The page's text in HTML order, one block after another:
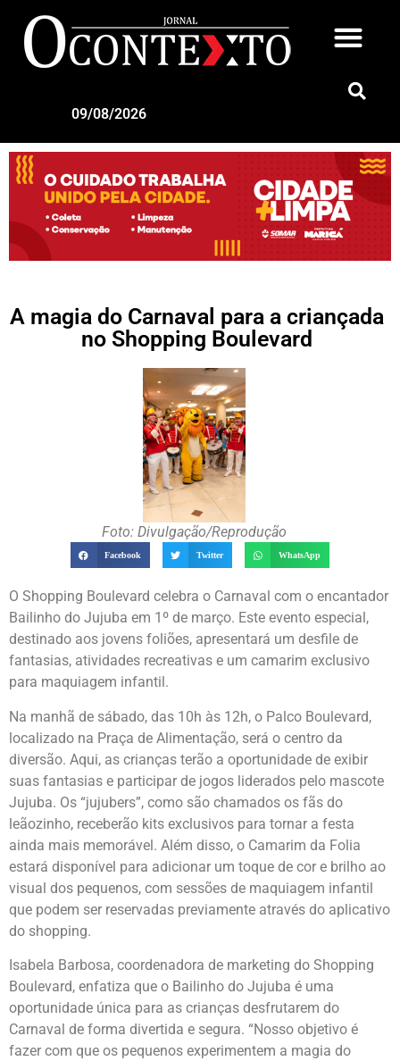
09/08/2026
A magia do Carnaval para a criançada
no Shopping Boulevard
Foto: Divulgação/Reprodução
Facebook Twitter WhatsApp
O Shopping Boulevard celebra o Carnaval com o encantador
Bailinho do Jujuba em 1º de março. Este evento especial,
destinado aos jovens foliões, apresentará um desfile de
fantasias, atividades recreativas e um camarim exclusivo
para maquiagem infantil.
Na manhã de sábado, das 10h às 12h, o Palco Boulevard,
localizado na Praça de Alimentação, será o centro da
diversão. Aqui, as crianças terão a oportunidade de exibir
suas fantasias e participar de jogos liderados pelo mascote
Jujuba. Os “jujubers”, como são chamados os fãs do
leãozinho, receberão kits exclusivos para tornar a festa
ainda mais memorável. Além disso, o Camarim da Folia
estará disponível para adicionar um toque de cor e brilho ao
visual dos pequenos, com sessões de maquiagem infantil
que podem ser reservadas previamente através do aplicativo
do shopping.
Isabela Barbosa, coordenadora de marketing do Shopping
Boulevard, enfatiza que o Bailinho do Jujuba é uma
oportunidade única para as crianças desfrutarem do
Carnaval de forma divertida e segura. “Nosso objetivo é
fazer com que os pequenos experimentem a magia do